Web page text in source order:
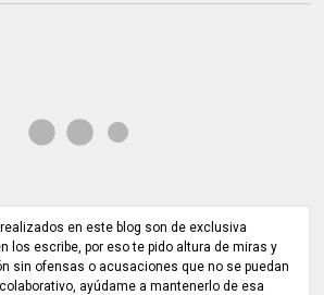
en este blog son de exclusiva
los escribe, por eso te pido altura de miras y
sin ofensas o acusaciones que no se puedan
ayúdame a mantenerlo de esa